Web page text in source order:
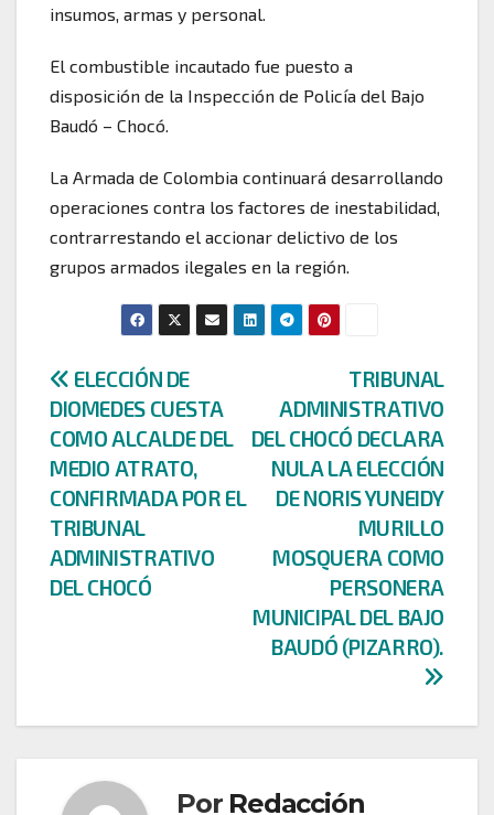
insumos, armas y personal.
El combustible incautado fue puesto a
disposición de la Inspección de Policía del Bajo
Baudó – Chocó.
La Armada de Colombia continuará desarrollando
operaciones contra los factores de inestabilidad,
contrarrestando el accionar delictivo de los
grupos armados ilegales en la región.
Navegación
de
entradas
TRIBUNAL
ADMINISTRATIVO
DEL CHOCÓ DECLARA
NULA LA ELECCIÓN
DE NORIS YUNEIDY
MURILLO
MOSQUERA COMO
PERSONERA
MUNICIPAL DEL BAJO
BAUDÓ (PIZARRO).
ELECCIÓN DE
DIOMEDES CUESTA
COMO ALCALDE DEL
MEDIO ATRATO,
CONFIRMADA POR EL
TRIBUNAL
ADMINISTRATIVO
DEL CHOCÓ
Por Redacción